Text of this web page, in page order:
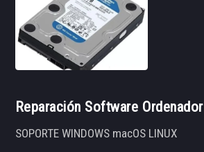
Reparación Software Ordenador
SOPORTE WINDOWS macOS LINUX